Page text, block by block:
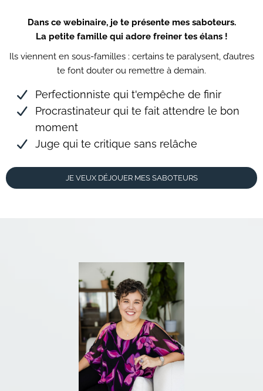
Dans ce webinaire, je te présente mes saboteurs.
La petite famille qui adore freiner tes élans !
Ils viennent en sous-familles : certains te paralysent, d’autres
te font douter ou remettre à demain.
Perfectionniste qui t'empêche de finir
Procrastinateur qui te fait attendre le bon
moment
Juge qui te critique sans relâche
JE VEUX DÉJOUER MES SABOTEURS